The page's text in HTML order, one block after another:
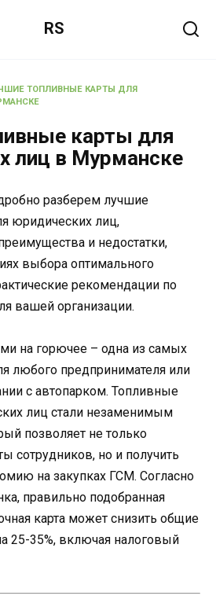
RS
ТОПЛИВНЫЕ КАРТЫ ДЛЯ
карты для
лиц в Мурманске
разберем лучшие
юридических лиц,
и недостатки,
выбора оптимального
рекомендации по
вашей организации.
на горючее – одна из самых
любого предпринимателя или
с автопарком. Топливные
лиц стали незаменимым
позволяет не только
сотрудников, но и получить
на закупках ГСМ. Согласно
правильно подобранная
карта может снизить общие
25-35%, включая налоговый